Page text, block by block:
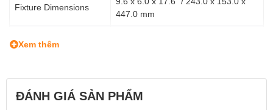
Fixture Dimensions
447.0 mm
Connection
Proprietary
Xem thêm
ĐÁNH GIÁ SẢN PHẨM